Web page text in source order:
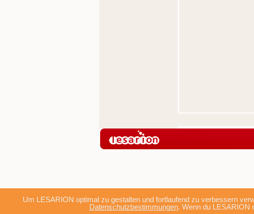
Um LESARION optimal zu gestalten und fortlaufend zu verbessern
Datenschutzbestimmungen. Wenn du LESARION